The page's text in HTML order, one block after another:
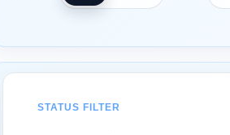
STATUS FILTER